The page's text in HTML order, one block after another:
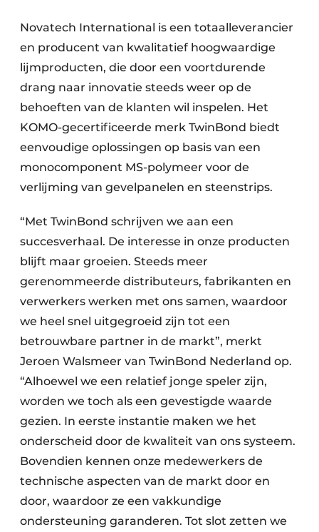
Novatech International is een totaalleverancier
en producent van kwalitatief hoogwaardige
lijmproducten, die door een voortdurende
drang naar innovatie steeds weer op de
behoeften van de klanten wil inspelen. Het
KOMO-gecertificeerde merk TwinBond biedt
eenvoudige oplossingen op basis van een
monocomponent MS-polymeer voor de
verlijming van gevelpanelen en steenstrips.
“Met TwinBond schrijven we aan een
succesverhaal. De interesse in onze producten
blijft maar groeien. Steeds meer
gerenommeerde distributeurs, fabrikanten en
verwerkers werken met ons samen, waardoor
we heel snel uitgegroeid zijn tot een
betrouwbare partner in de markt”, merkt
Jeroen Walsmeer van TwinBond Nederland op.
“Alhoewel we een relatief jonge speler zijn,
worden we toch als een gevestigde waarde
gezien. In eerste instantie maken we het
onderscheid door de kwaliteit van ons systeem.
Bovendien kennen onze medewerkers de
technische aspecten van de markt door en
door, waardoor ze een vakkundige
ondersteuning garanderen. Tot slot zetten we